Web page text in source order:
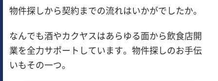
物件探しから契約までの流れはいかがでしたか。
なんでも酒やカクヤスはあらゆる面から飲食店開
業を全力サポートしています。物件探しのお手伝
いもその一つ。